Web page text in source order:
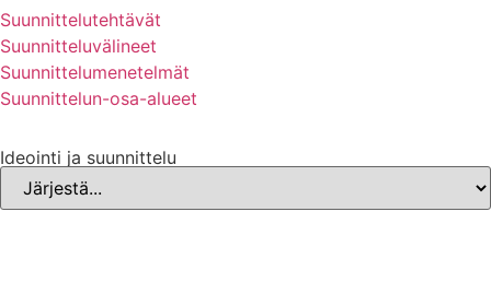
Suunnittelutehtävät
Suunnitteluvälineet
Suunnittelumenetelmät
Suunnittelun-osa-alueet
Ideointi ja suunnittelu